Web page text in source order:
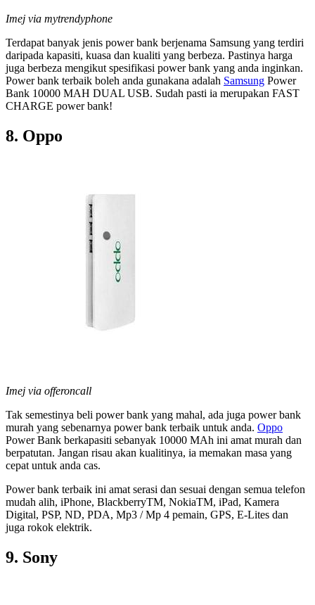
Imej via mytrendyphone
Terdapat banyak jenis power bank berjenama Samsung yang terdiri
daripada kapasiti, kuasa dan kualiti yang berbeza. Pastinya harga
juga berbeza mengikut spesifikasi power bank yang anda inginkan.
Power bank terbaik boleh anda gunakana adalah Samsung Power
Bank 10000 MAH DUAL USB. Sudah pasti ia merupakan FAST
CHARGE power bank!
8. Oppo
Imej via offeroncall
Tak semestinya beli power bank yang mahal, ada juga power bank
murah yang sebenarnya power bank terbaik untuk anda. Oppo
Power Bank berkapasiti sebanyak 10000 MAh ini amat murah dan
berpatutan. Jangan risau akan kualitinya, ia memakan masa yang
cepat untuk anda cas.
Power bank terbaik ini amat serasi dan sesuai dengan semua telefon
mudah alih, iPhone, BlackberryTM, NokiaTM, iPad, Kamera
Digital, PSP, ND, PDA, Mp3 / Mp 4 pemain, GPS, E-Lites dan
juga rokok elektrik.
9. Sony